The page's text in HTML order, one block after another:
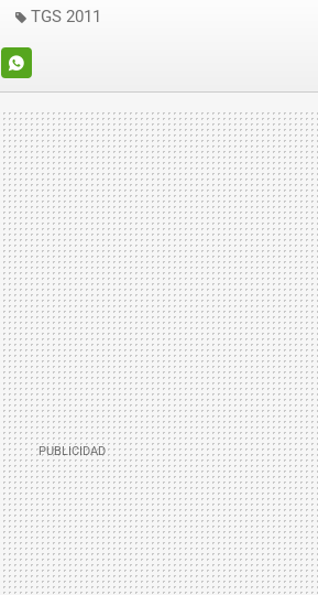
WHATSAPP
TGS 2011